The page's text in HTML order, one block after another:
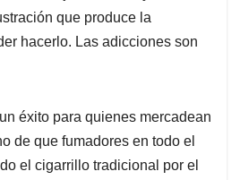
que produce la
hacerlo. Las adicciones son
éxito para quienes mercadean
de que fumadores en todo el
el cigarrillo tradicional por el